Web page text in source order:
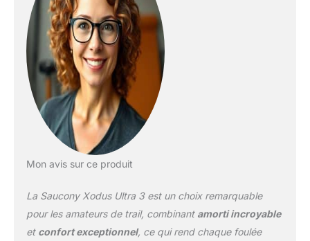
Mon avis sur ce produit
La Saucony Xodus Ultra 3 est un choix remarquable
pour les amateurs de trail, combinant amorti incroyable
et confort exceptionnel, ce qui rend chaque foulée